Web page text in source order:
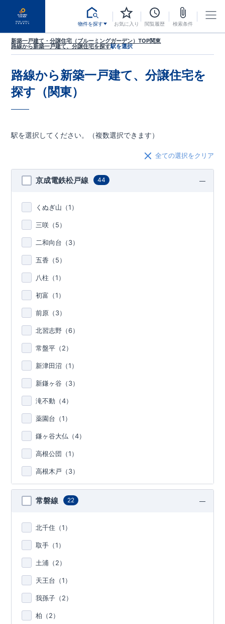
物件を探す お気に入り 閲覧履歴 検索条件
新築一戸建て・分譲住宅（ブルーミングガーデン）TOP関東
路線から新築一戸建て、分譲住宅を探す駅を選択
路線から新築一戸建て、分譲住宅を
探す（関東）
駅を選択してください。（複数選択できます）
全ての選択をクリア
京成電鉄松戸線 44
くぬぎ山（1）
三咲（5）
二和向台（3）
五香（5）
八柱（1）
初富（1）
前原（3）
北習志野（6）
常盤平（2）
新津田沼（1）
新鎌ヶ谷（3）
滝不動（4）
薬園台（1）
鎌ヶ谷大仏（4）
高根公団（1）
高根木戸（3）
常磐線 22
北千住（1）
取手（1）
土浦（2）
天王台（1）
我孫子（2）
柏（2）